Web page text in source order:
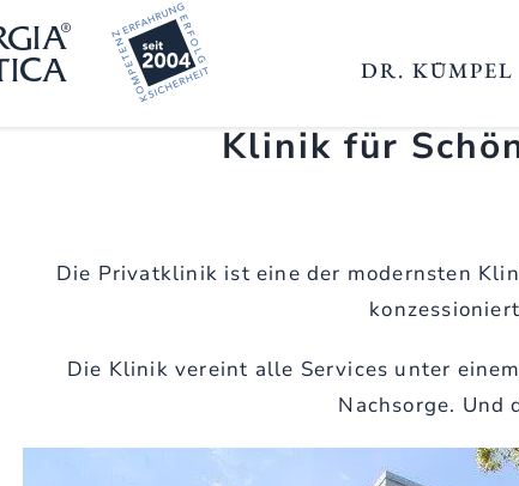
DR. KÜMPEL
Klinik für
Die Privatklinik ist eine der modernsten
Die Klinik vereint alle Services unter
Nachsorge. Und